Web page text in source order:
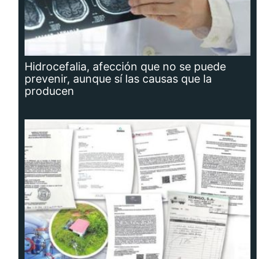
Hidrocefalia, afección que no se puede
prevenir, aunque sí las causas que la
producen